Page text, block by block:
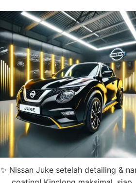
✨ Nissan Juke setelah detailing &